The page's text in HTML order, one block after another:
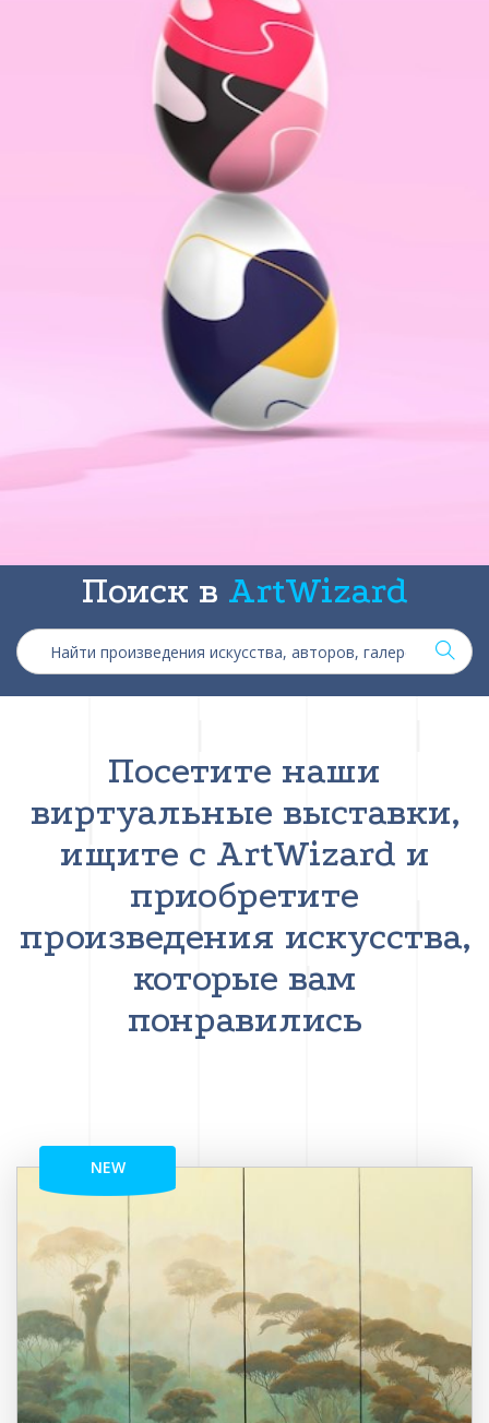
Поиск в ArtWizard
Посетите наши
виртуальные выставки,
ищите с ArtWizard и
приобретите
произведения искусства,
которые вам
понравились
NEW